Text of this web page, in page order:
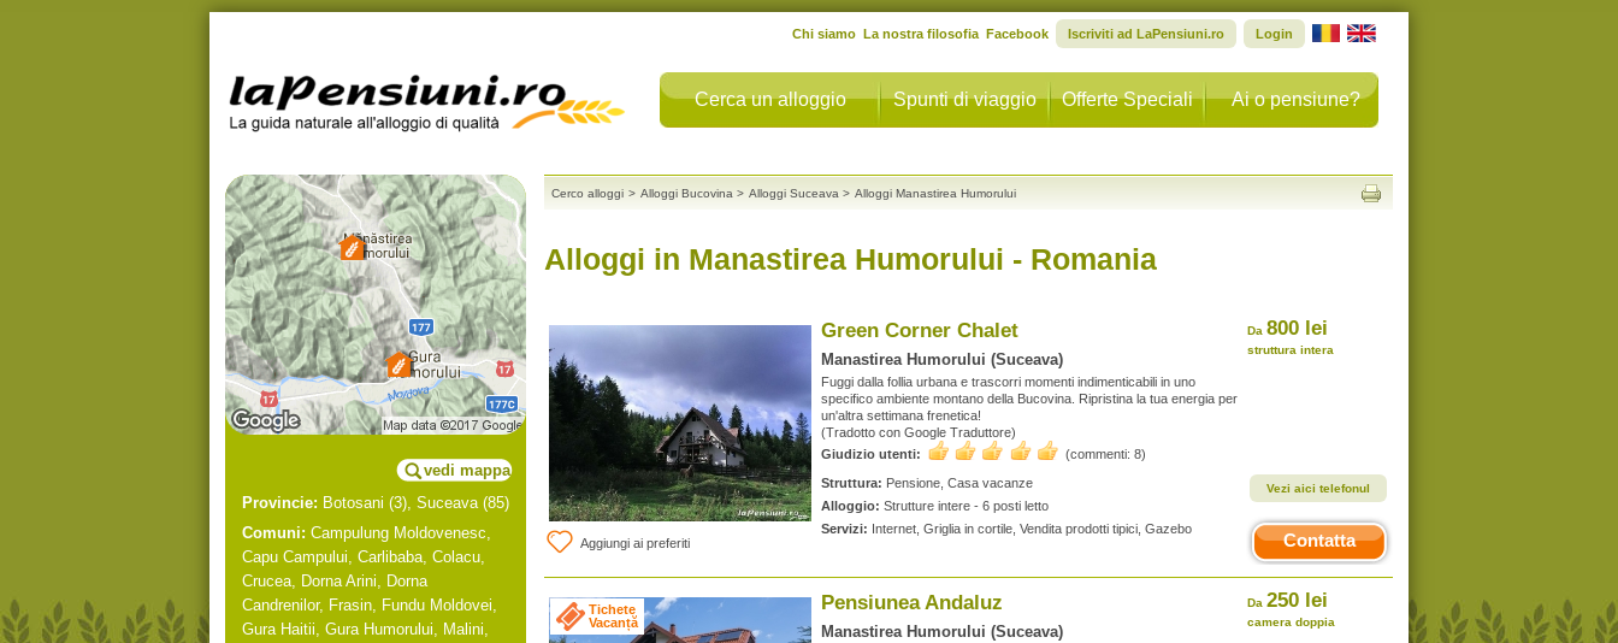
Cerca un alloggio Spunti di viaggio Offerte Speciali Ai o pensiune?
Chi siamo La nostra filosofia Facebook Iscriviti ad LaPensiuni.ro Login
vedi mappa
Provincie: Botosani (3), Suceava(85)
Comuni: Campulung Moldovenesc,
Capu Campului, Carlibaba, Colacu,
Crucea, Dorna Arini, Dorna
Candrenilor, Frasin, Fundu Moldovei,
Gura Haitii, Gura Humorului, Malini,
Cerco alloggi > Alloggi Bucovina > Alloggi Suceava > Alloggi Manastirea Humorului
Alloggi in Manastirea Humorului - Romania
Aggiungi ai preferiti
Green Corner Chalet
Manastirea Humorului (Suceava)
Fuggi dalla follia urbana e trascorri momenti indimenticabili in uno
specifico ambiente montano della Bucovina. Ripristina la tua energia per
un'altra settimana frenetica!
(Tradotto con Google Traduttore)
Giudizio utenti:
(commenti: 8)
Struttura: Pensione, Casa vacanze
Alloggio: Strutture intere - 6 posti letto
Servizi: Internet, Griglia in cortile, Vendita prodotti tipici, Gazebo
Da 800 lei
struttura intera
Vezi aici telefonul
Contatta
Tichete
Vacanță
Pensiunea Andaluz
Manastirea Humorului (Suceava)
Da 250 lei
camera doppia